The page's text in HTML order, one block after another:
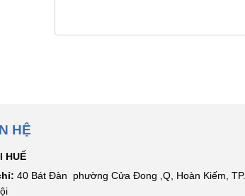
HỆ
HUẾ
40 Bát Đàn phường Cửa Đong ,Q, Hoàn Kiếm, TP.